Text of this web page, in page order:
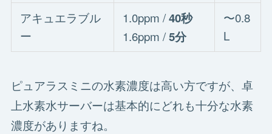
アキュエラブル
ー
1.0ppm /40秒
1.6ppm /5分
〜0.8
L
ピュアラスミニの水素濃度は高い方ですが、卓
上水素水サーバーは基本的にどれも十分な水素
濃度がありますね。